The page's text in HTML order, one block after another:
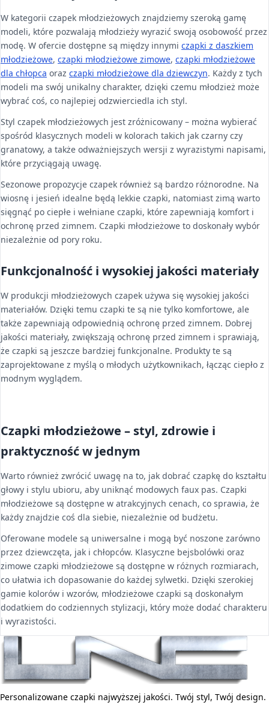
W kategorii czapek młodzieżowych znajdziemy szeroką gamę
modeli, które pozwalają młodzieży wyrazić swoją osobowość przez
modę. W ofercie dostępne są między innymi czapki z daszkiem
młodzieżowe, czapki młodzieżowe zimowe, czapki młodzieżowe
dla chłopca oraz czapki młodzieżowe dla dziewczyn. Każdy z tych
modeli ma swój unikalny charakter, dzięki czemu młodzież może
wybrać coś, co najlepiej odzwierciedla ich styl.
Styl czapek młodzieżowych jest zróżnicowany – można wybierać
spośród klasycznych modeli w kolorach takich jak czarny czy
granatowy, a także odważniejszych wersji z wyrazistymi napisami,
które przyciągają uwagę.
Sezonowe propozycje czapek również są bardzo różnorodne. Na
wiosnę i jesień idealne będą lekkie czapki, natomiast zimą warto
sięgnąć po ciepłe i wełniane czapki, które zapewniają komfort i
ochronę przed zimnem. Czapki młodzieżowe to doskonały wybór
niezależnie od pory roku.
Funkcjonalność i wysokiej jakości materiały
W produkcji młodzieżowych czapek używa się wysokiej jakości
materiałów. Dzięki temu czapki te są nie tylko komfortowe, ale
także zapewniają odpowiednią ochronę przed zimnem. Dobrej
jakości materiały, zwiększają ochronę przed zimnem i sprawiają,
że czapki są jeszcze bardziej funkcjonalne. Produkty te są
zaprojektowane z myślą o młodych użytkownikach, łącząc ciepło z
modnym wyglądem.
Czapki młodzieżowe – styl, zdrowie i
praktyczność w jednym
Warto również zwrócić uwagę na to, jak dobrać czapkę do kształtu
głowy i stylu ubioru, aby uniknąć modowych faux pas. Czapki
młodzieżowe są dostępne w atrakcyjnych cenach, co sprawia, że
każdy znajdzie coś dla siebie, niezależnie od budżetu.
Oferowane modele są uniwersalne i mogą być noszone zarówno
przez dziewczęta, jak i chłopców. Klasyczne bejsbolówki oraz
zimowe czapki młodzieżowe są dostępne w różnych rozmiarach,
co ułatwia ich dopasowanie do każdej sylwetki. Dzięki szerokiej
gamie kolorów i wzorów, młodzieżowe czapki są doskonałym
dodatkiem do codziennych stylizacji, który może dodać charakteru
i wyrazistości.
Personalizowane czapki najwyższej jakości. Twój styl, Twój design.